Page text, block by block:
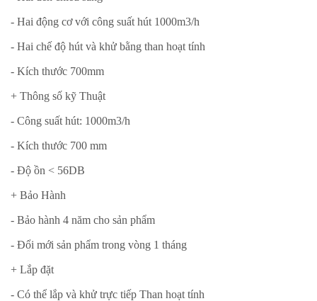
- Hai động cơ với công suất hút 1000m3/h
- Hai chế độ hút và khử bằng than hoạt tính
- Kích thước 700mm
+ Thông số kỹ Thuật
- Công suất hút: 1000m3/h
- Kích thước 700 mm
- Độ ồn < 56DB
+ Bảo Hành
- Bảo hành 4 năm cho sản phẩm
- Đổi mới sản phẩm trong vòng 1 tháng
+ Lắp đặt
- Có thể lắp và khử trực tiếp Than hoạt tính